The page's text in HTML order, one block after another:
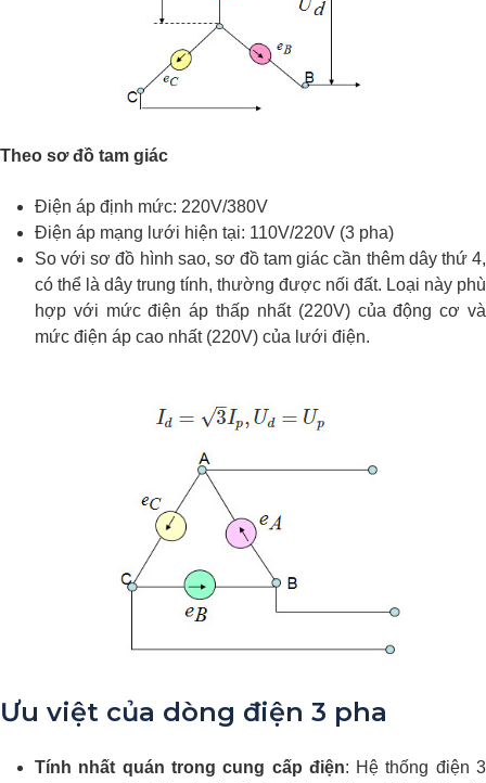
Theo sơ đồ tam giác
Điện áp định mức: 220V/380V
Điện áp mạng lưới hiện tại: 110V/220V (3 pha)
So với sơ đồ hình sao, sơ đồ tam giác cần thêm dây thứ 4,
có thể là dây trung tính, thường được nối đất. Loại này phù
hợp với mức điện áp thấp nhất (220V) của động cơ và
mức điện áp cao nhất (220V) của lưới điện.
Ưu việt của dòng điện 3 pha
Tính nhất quán trong cung cấp điện: Hệ thống điện 3